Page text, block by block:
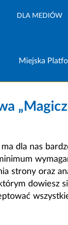
DLA MEDIÓW
Miejska
dla nas
strony oraz
dowiesz